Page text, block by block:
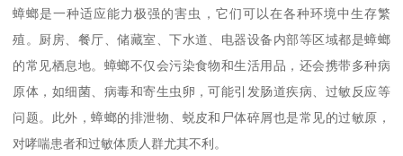
蟑螂是一种适应能力极强的害虫，它们可以在各种环境中生存繁
殖。厨房、餐厅、储藏室、下水道、电器设备内部等区域都是蟑螂
的常见栖息地。蟑螂不仅会污染食物和生活用品，还会携带多种病
原体，如细菌、病毒和寄生虫卵，可能引发肠道疾病、过敏反应等
问题。此外，蟑螂的排泄物、蜕皮和尸体碎屑也是常见的过敏原，
对哮喘患者和过敏体质人群尤其不利。